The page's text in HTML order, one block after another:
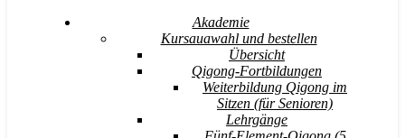
Akademie
Kursauawahl und bestellen
Übersicht
Qigong-Fortbildungen
Weiterbildung Qigong im
Sitzen (für Senioren)
Lehrgänge